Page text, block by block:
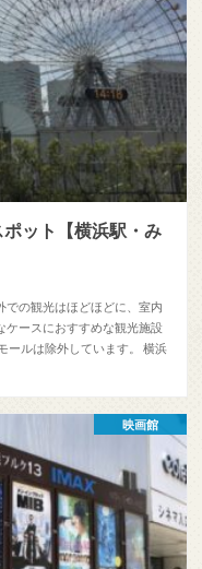
ット【横浜駅・み
での観光はほどほどに、室内
ケースにおすすめな観光施設
ールは除外しています。 横浜
映画館